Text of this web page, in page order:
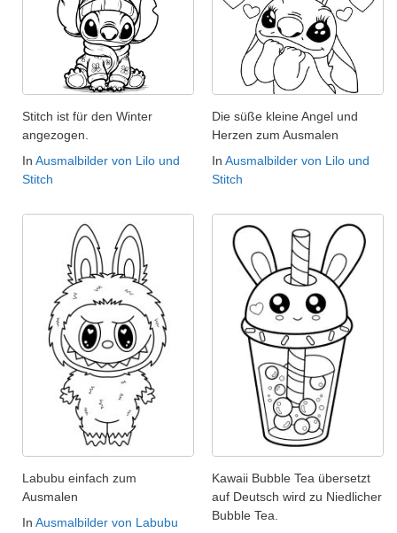
Stitch ist für den Winter
angezogen.
In Ausmalbilder von Lilo und
Stitch
Die süße kleine Angel und
Herzen zum Ausmalen
In Ausmalbilder von Lilo und
Stitch
Labubu einfach zum
Ausmalen
In Ausmalbilder von Labubu
Kawaii Bubble Tea übersetzt
auf Deutsch wird zu Niedlicher
Bubble Tea.